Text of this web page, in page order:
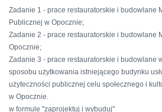
Zadanie 1 - prace restauratorskie i budowlane
Publicznej w Opocznie;
Zadanie 2 - prace restauratorskie i budowlane
Opocznie;
Zadanie 3 - prace restauratorskie i budowlane
sposobu użytkowania istniejącego budynku
użyteczności publicznej celu społecznego i
w Opocznie.
w formule "zaprojektuj i wybuduj"